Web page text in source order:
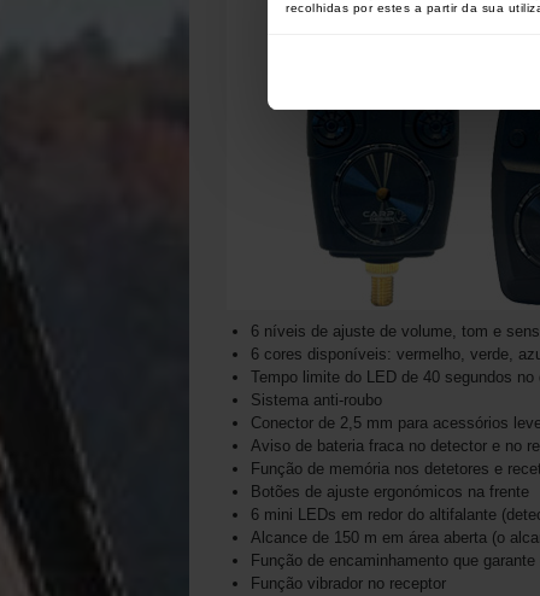
recolhidas por estes a partir da sua
6 níveis de ajuste de volume, tom e
6 cores disponíveis: vermelho, verde,
Tempo limite do LED de 40 segundos
Sistema anti-roubo
Conector de 2,5 mm para acessórios
Aviso de bateria fraca no detector e no
Função de memória nos detetores e
Botões de ajuste ergonómicos na frente
6 mini LEDs em redor do altifalante
Alcance de 150 m em área aberta (o
Função de encaminhamento que
Função vibrador no receptor